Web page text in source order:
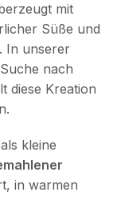
mit
Süße und
In unserer
nach
diese Kreation
kleine
in warmen